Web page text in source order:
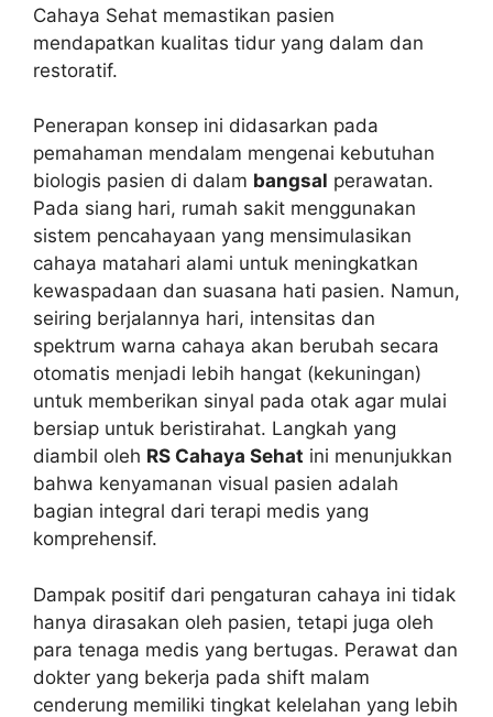
Cahaya Sehat memastikan pasien
mendapatkan kualitas tidur yang dalam dan
restoratif.
Penerapan konsep ini didasarkan pada
pemahaman mendalam mengenai kebutuhan
biologis pasien di dalam bangsal perawatan.
Pada siang hari, rumah sakit menggunakan
sistem pencahayaan yang mensimulasikan
cahaya matahari alami untuk meningkatkan
kewaspadaan dan suasana hati pasien. Namun,
seiring berjalannya hari, intensitas dan
spektrum warna cahaya akan berubah secara
otomatis menjadi lebih hangat (kekuningan)
untuk memberikan sinyal pada otak agar mulai
bersiap untuk beristirahat. Langkah yang
diambil oleh RS Cahaya Sehat ini menunjukkan
bahwa kenyamanan visual pasien adalah
bagian integral dari terapi medis yang
komprehensif.
Dampak positif dari pengaturan cahaya ini tidak
hanya dirasakan oleh pasien, tetapi juga oleh
para tenaga medis yang bertugas. Perawat dan
dokter yang bekerja pada shift malam
cenderung memiliki tingkat kelelahan yang lebih